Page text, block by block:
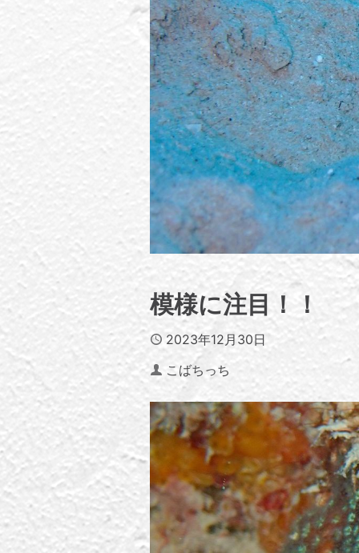
模様に注目！！
Published
2023年12月30日
Author
こばちっち